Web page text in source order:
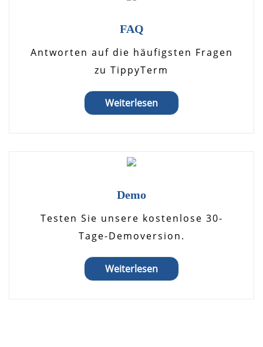
FAQ
Antworten auf die häufigsten Fragen
zu TippyTerm
Weiterlesen
Demo
Testen Sie unsere kostenlose 30-
Tage-Demoversion.
Weiterlesen